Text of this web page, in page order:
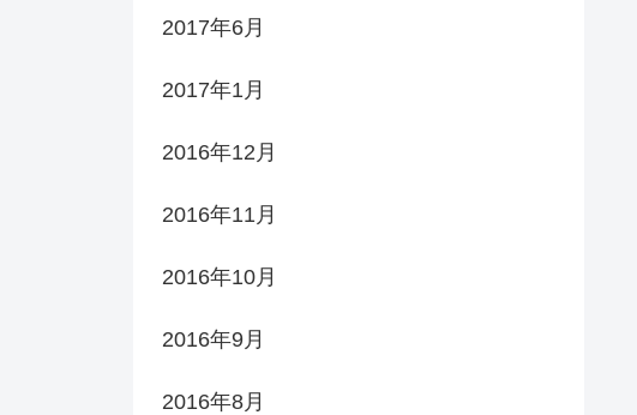
2017年6月
2017年1月
2016年12月
2016年11月
2016年10月
2016年9月
2016年8月